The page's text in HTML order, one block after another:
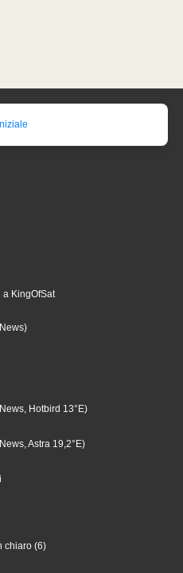
a KingOfSat
Hotbird 13°E)
Astra 19,2°E)
chiaro (6)